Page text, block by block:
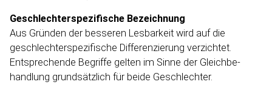
Geschlech­ter­spe­zi­fische Bezeichnung
Aus Gründen der besseren Lesbarkeit wird auf die
geschlech­ter­spe­zi­fische Differen­zierung verzichtet.
Entspre­chende Begriffe gelten im Sinne der Gleich­be­
handlung grundsätzlich für beide Geschlechter.